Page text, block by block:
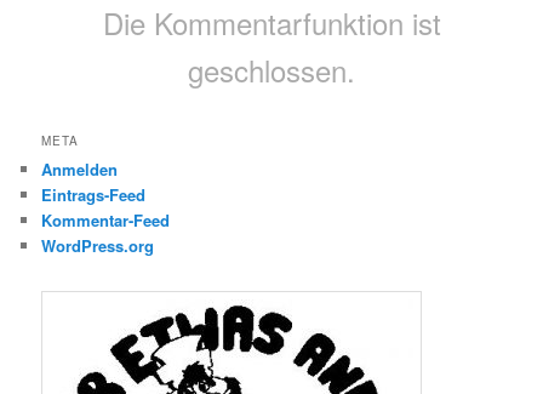
Die Kommentarfunktion ist
geschlossen.
META
Anmelden
Eintrags-Feed
Kommentar-Feed
WordPress.org